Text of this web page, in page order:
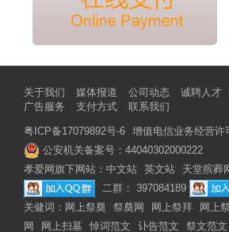
关于我们 媒体报道 公司动态 诚聘人才
广告服务
支付方式 联系我们
粤ICP备17079892号-6 增值电信业务经营许
公安机关备案号：44040302000222
孝爱网旗下网站： 中文站 英文站 天堂殡葬
二群： 397084189
关健词： 网上祭奠 祭奠网 网上祭拜 网上
网
网上扫墓 悼词范文 讣告范文 祭文范文